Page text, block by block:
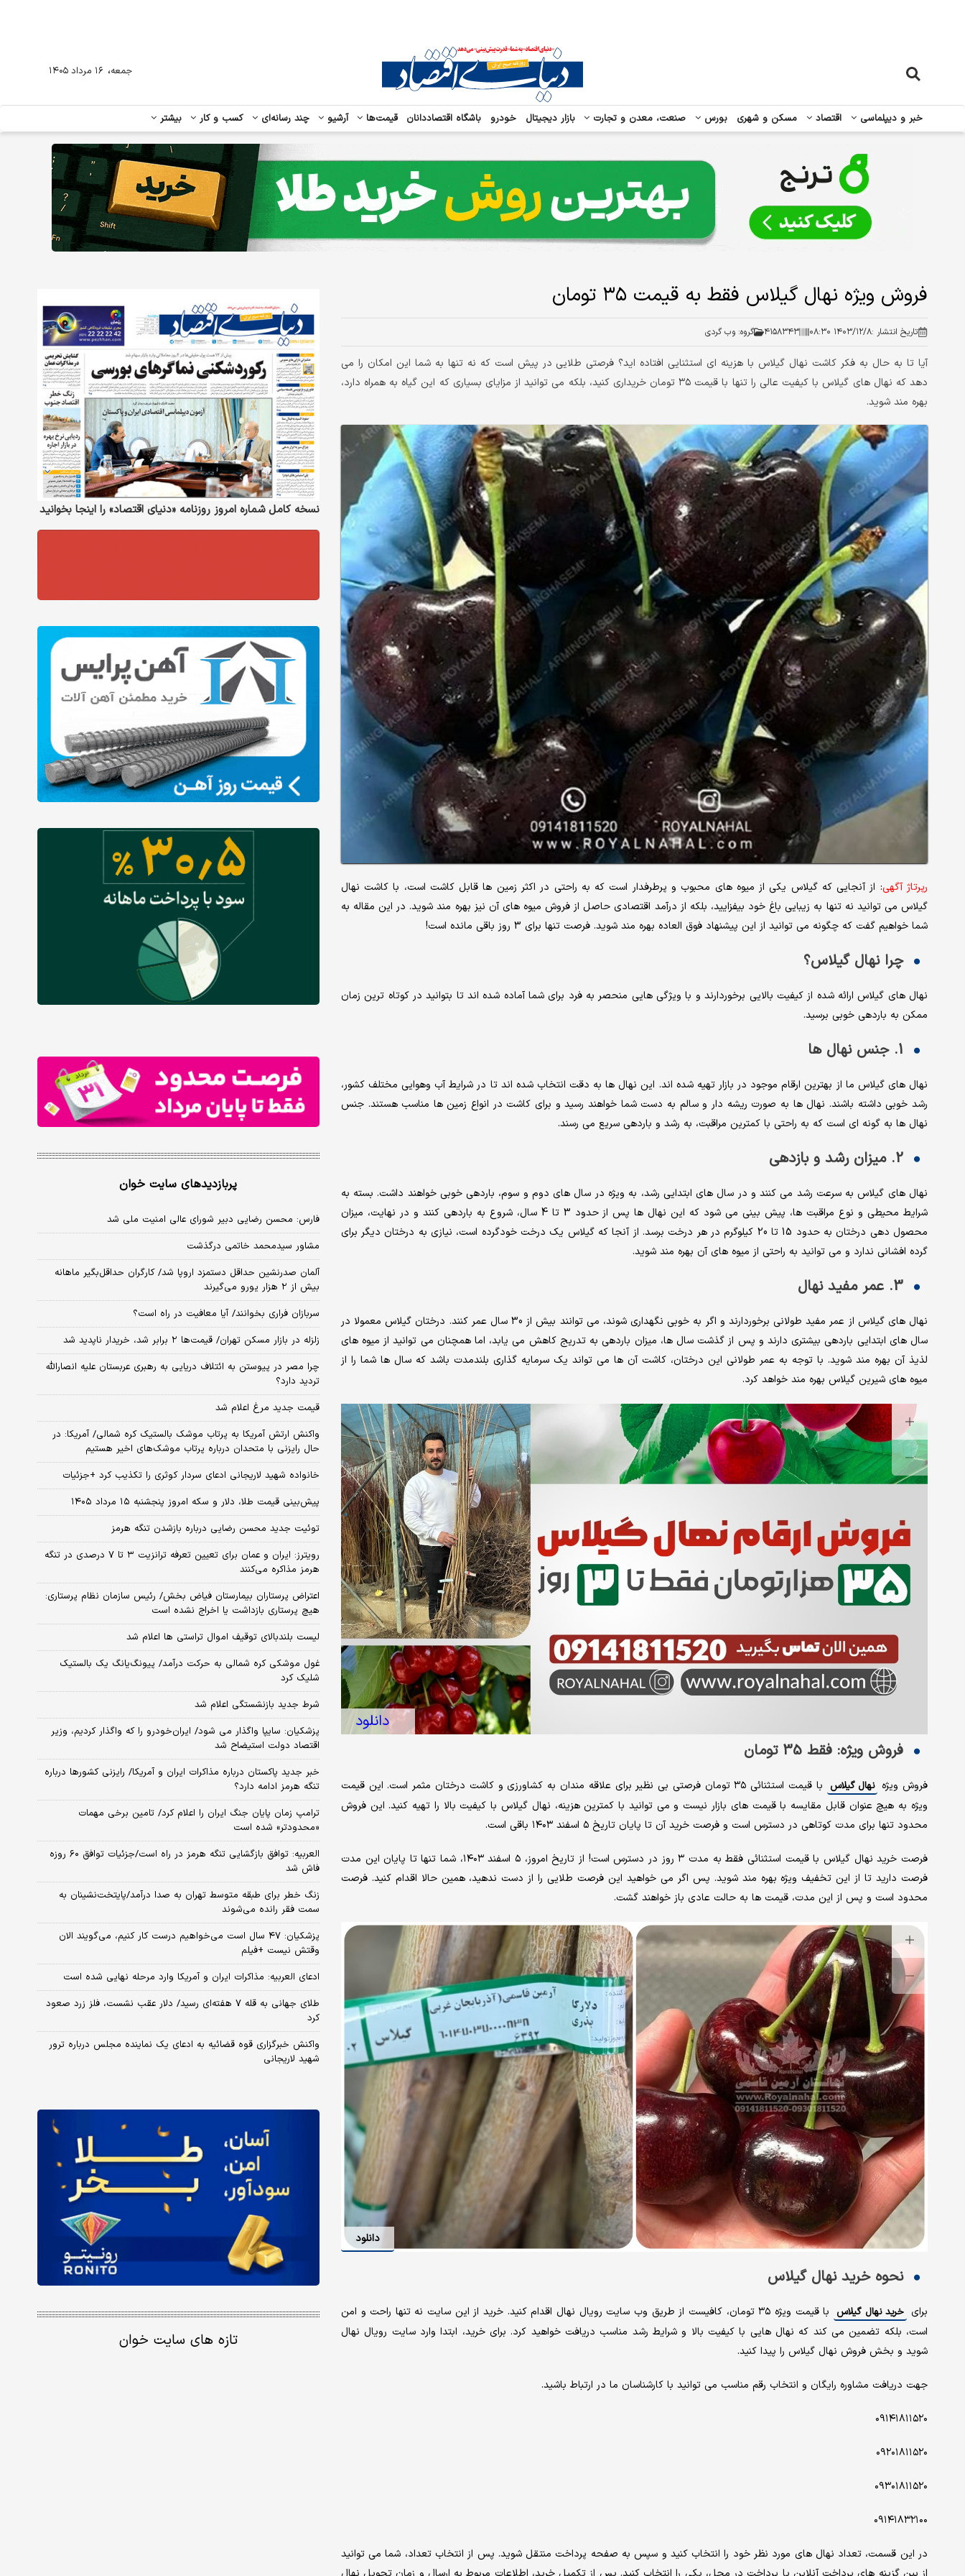
خبر و دیپلماسی اقتصاد مسکن و شهری بورس صنعت، معدن و تجارت بازار دیجیتال خودرو باشگاه اقتصاددانان قیمت‌ها آرشیو چند رسانه‌ای کسب و کار بیشتر
جمعه، ۱۶ مرداد ۱۴۰۵
فروش ویژه نهال گیلاس فقط به قیمت ۳۵ تومان
تاریخ انتشار :۱۴۰۳/۱۲/۸ ۰۸:۳۰ ۴۱۵۸۳۴۳ گروه: وب گردی
آیا تا به حال به فکر کاشت نهال گیلاس با هزینه ای استثنایی افتاده اید؟ فرصتی طلایی در پیش است که نه تنها به شما این امکان را می
دهد که نهال های گیلاس با کیفیت عالی را تنها با قیمت ۳۵ تومان خریداری کنید، بلکه می توانید از مزایای بسیاری که این گیاه به همراه دارد،
بهره مند شوید.
رپرتاژ آگهی: از آنجایی که گیلاس یکی از میوه های محبوب و پرطرفدار است که به راحتی در اکثر زمین ها قابل کاشت است، با کاشت نهال
گیلاس می توانید نه تنها به زیبایی باغ خود بیفزایید، بلکه از درآمد اقتصادی حاصل از فروش میوه های آن نیز بهره مند شوید. در این مقاله به
شما خواهیم گفت که چگونه می توانید از این پیشنهاد فوق العاده بهره مند شوید. فرصت تنها برای 3 روز باقی مانده است!
چرا نهال گیلاس؟
نهال های گیلاس ارائه شده از کیفیت بالایی برخوردارند و با ویژگی هایی منحصر به فرد برای شما آماده شده اند تا بتوانید در کوتاه ترین زمان
ممکن به باردهی خوبی برسید.
1. جنس نهال ها
نهال های گیلاس ما از بهترین ارقام موجود در بازار تهیه شده اند. این نهال ها به دقت انتخاب شده اند تا در شرایط آب وهوایی مختلف کشور،
رشد خوبی داشته باشند. نهال ها به صورت ریشه دار و سالم به دست شما خواهند رسید و برای کاشت در انواع زمین ها مناسب هستند. جنس
نهال ها به گونه ای است که به راحتی با کمترین مراقبت، به رشد و باردهی سریع می رسند.
2. میزان رشد و بازدهی
نهال های گیلاس به سرعت رشد می کنند و در سال های ابتدایی رشد، به ویژه در سال های دوم و سوم، باردهی خوبی خواهند داشت. بسته به
شرایط محیطی و نوع مراقبت ها، پیش بینی می شود که این نهال ها پس از حدود 3 تا 4 سال، شروع به باردهی کنند و در نهایت، میزان
محصول دهی درختان به حدود 15 تا 20 کیلوگرم در هر درخت برسد. از آنجا که گیلاس یک درخت خودگرده است، نیازی به درختان دیگر برای
گرده افشانی ندارد و می توانید به راحتی از میوه های آن بهره مند شوید.
3. عمر مفید نهال
نهال های گیلاس از عمر مفید طولانی برخوردارند و اگر به خوبی نگهداری شوند، می توانند بیش از 30 سال عمر کنند. درختان گیلاس معمولا در
سال های ابتدایی باردهی بیشتری دارند و پس از گذشت سال ها، میزان باردهی به تدریج کاهش می یابد، اما همچنان می توانید از میوه های
لذیذ آن بهره مند شوید. با توجه به عمر طولانی این درختان، کاشت آن ها می تواند یک سرمایه گذاری بلندمدت باشد که سال ها شما را از
میوه های شیرین گیلاس بهره مند خواهد کرد.
دانلود
فروش ویژه: فقط 35 تومان
فروش ویژه نهال گیلاس
با قیمت استثنائی ۳۵ تومان فرصتی بی نظیر برای علاقه مندان به کشاورزی و کاشت درختان مثمر است. این قیمت
ویژه به هیچ عنوان قابل مقایسه با قیمت های بازار نیست و می توانید با کمترین هزینه، نهال گیلاس با کیفیت بالا را تهیه کنید. این فروش
محدود تنها برای مدت کوتاهی در دسترس است و فرصت خرید آن تا پایان تاریخ ۵ اسفند ۱۴۰۳ باقی است.
فرصت خرید نهال گیلاس با قیمت استثنائی فقط به مدت ۳ روز در دسترس است! از تاریخ امروز، ۵ اسفند ۱۴۰۳، شما تنها تا پایان این مدت
فرصت دارید تا از این تخفیف ویژه بهره مند شوید. پس اگر می خواهید این فرصت طلایی را از دست ندهید، همین حالا اقدام کنید. فرصت
محدود است و پس از این مدت، قیمت ها به حالت عادی باز خواهند گشت.
دانلود
نحوه خرید نهال گیلاس
برای خرید نهال گیلاس
با قیمت ویژه ۳۵ تومان، کافیست از طریق وب سایت رویال نهال اقدام کنید. خرید از این سایت نه تنها راحت و امن
است، بلکه تضمین می کند که نهال هایی با کیفیت بالا و شرایط رشد مناسب دریافت خواهید کرد. برای خرید، ابتدا وارد سایت رویال نهال
شوید و بخش فروش نهال گیلاس را پیدا کنید.
جهت دریافت مشاوره رایگان و انتخاب رقم مناسب می توانید با کارشناسان ما در ارتباط باشید.
۰۹۱۴۱۸۱۱۵۲۰
۰۹۲۰۱۸۱۱۵۲۰
۰۹۳۰۱۸۱۱۵۲۰
۰۹۱۴۱۸۳۲۱۰۰
در این قسمت، تعداد نهال های مورد نظر خود را انتخاب کنید و سپس به صفحه پرداخت منتقل شوید. پس از انتخاب تعداد، شما می توانید
نسخه کامل شماره امروز روزنامه «دنیای‌ اقتصاد» را اینجا بخوانید
پربازدیدهای سایت خوان
فارس: محسن رضایی دبیر شورای عالی امنیت ملی شد
مشاور سیدمحمد خاتمی درگذشت
آلمان صدرنشین حداقل دستمزد اروپا شد/ کارگران حداقل‌بگیر ماهانه
بیش از ۲ هزار یورو می‌گیرند
سربازان فراری بخوانند/ آیا معافیت در راه است؟
زلزله در بازار مسکن تهران/ قیمت‌ها ۲ برابر شد، خریدار ناپدید شد
چرا مصر در پیوستن به ائتلاف دریایی به رهبری عربستان علیه انصارالله
تردید دارد؟
قیمت جدید مرغ اعلام شد
واکنش ارتش آمریکا به پرتاب موشک بالستیک کره شمالی/ آمریکا: در
حال رایزنی با متحدان درباره پرتاب موشک‌های اخیر هستیم
خانواده شهید لاریجانی ادعای سردار کوثری را تکذیب کرد +جزئیات
پیش‌بینی قیمت طلا، دلار و سکه امروز پنجشنبه ۱۵ مرداد ۱۴۰۵
توئیت جدید محسن رضایی درباره بازشدن تنگه هرمز
رویترز: ایران و عمان برای تعیین تعرفه ترانزیت ۳ تا ۷ درصدی در تنگه
هرمز مذاکره می‌کنند
اعتراض پرستاران بیمارستان فیاض بخش/ رئیس سازمان نظام پرستاری:
هیچ پرستاری بازداشت یا اخراج نشده است
لیست بلندبالای توقیف اموال تراستی ها اعلام شد
غول موشکی کره شمالی به حرکت درآمد/ پیونگ‌یانگ یک بالستیک
شلیک کرد
شرط جدید بازنشستگی اعلام شد
پزشکیان: سایپا واگذار می شود/ ایران‌خودرو را که واگذار کردیم، وزیر
اقتصاد دولت استیضاح شد
خبر جدید پاکستان درباره مذاکرات ایران و آمریکا/ رایزنی کشورها درباره
تنگه هرمز ادامه دارد؟
ترامپ زمان پایان جنگ ایران را اعلام کرد/ تامین برخی مهمات
«محدودتر» شده است
العربیه: توافق بازگشایی تنگه هرمز در راه است/جزئیات توافق ۶۰ روزه
فاش شد
زنگ خطر برای طبقه متوسط تهران به صدا درآمد/پایتخت‌نشینان به
سمت فقر رانده می‌شوند
پزشکیان: ۴۷ سال است می‌خواهیم درست کار کنیم، می‌گویند الان
وقتش نیست +فیلم
ادعای العربیه: مذاکرات ایران و آمریکا وارد مرحله نهایی شده است
طلای جهانی به قله ۷ هفته‌ای رسید/ دلار عقب نشست، فلز زرد صعود
کرد
واکنش خبرگزاری قوه قضائیه به ادعای یک نماینده مجلس درباره ترور
شهید لاریجانی
تازه های سایت خوان